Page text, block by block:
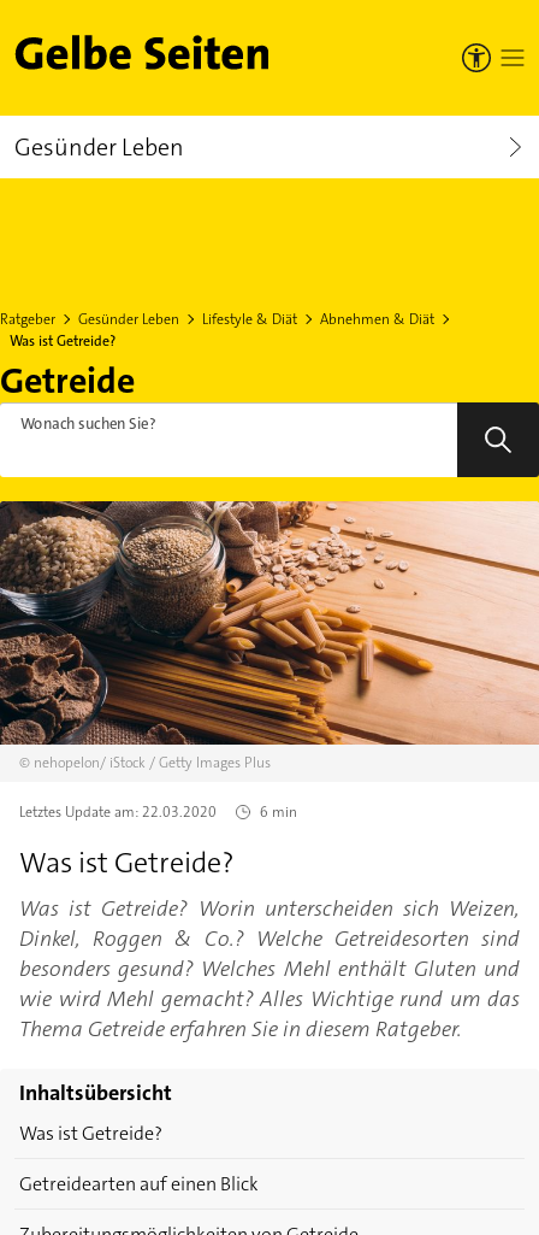
Gelbe Seiten
Gesünder Leben
Ratgeber Gesünder Leben Lifestyle & Diät
Abnehmen & Diät
Was ist Getreide?
Getreide
Wonach suchen Sie?
© nehopelon/ iStock / Getty Images Plus
Letztes Update am:22.03.2020 6 min
Was ist Getreide?
Was ist Getreide? Worin unterscheiden sich Weizen,
Dinkel, Roggen & Co.? Welche Getreidesorten sind
besonders gesund? Welches Mehl enthält Gluten und
wie wird Mehl gemacht? Alles Wichtige rund um das
Thema Getreide erfahren Sie in diesem Ratgeber.
Inhaltsübersicht
Was ist Getreide?
Getreidearten auf einen Blick